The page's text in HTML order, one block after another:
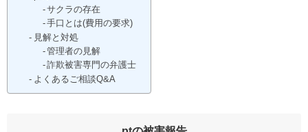
サクラの存在
手口とは(費用の要求)
見解と対処
管理者の見解
詐欺被害専門の弁護士
よくあるご相談Q&A